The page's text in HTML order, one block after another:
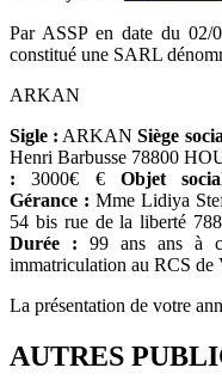
Par ASSP en date du 02/
constitué une SARL
ARKAN
Sigle : ARKANSiège
Henri Barbusse 78800
: 3000€ € Objet
Gérance : Mme Lidiya
54 bis rue de la liberté
Durée : 99 ans ans à
immatriculation au RCS
La présentation de votre
AUTRES